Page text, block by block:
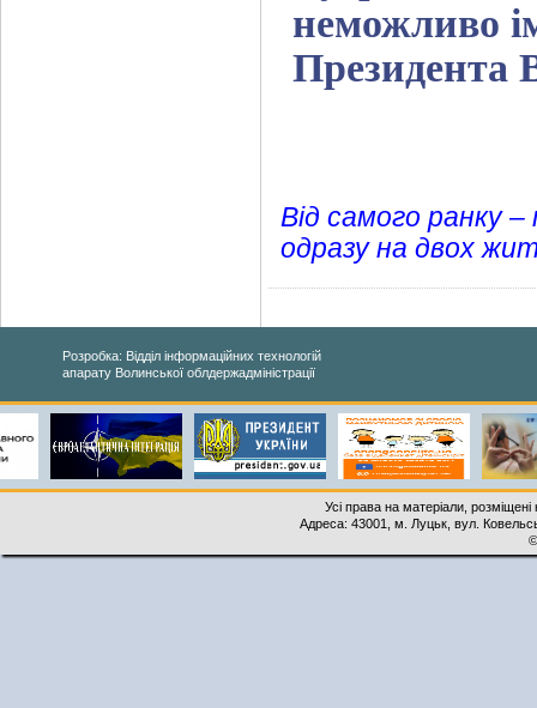
неможливо
Президента
Від самого ранку
одразу на двох
Розробка: Відділ інформаційних технологій
апарату Волинської облдержадміністрації
Усі права на матеріали,
Адреса: 43001, м. Луцьк, вул.